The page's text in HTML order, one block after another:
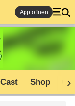
App öffnen
Cast Shop